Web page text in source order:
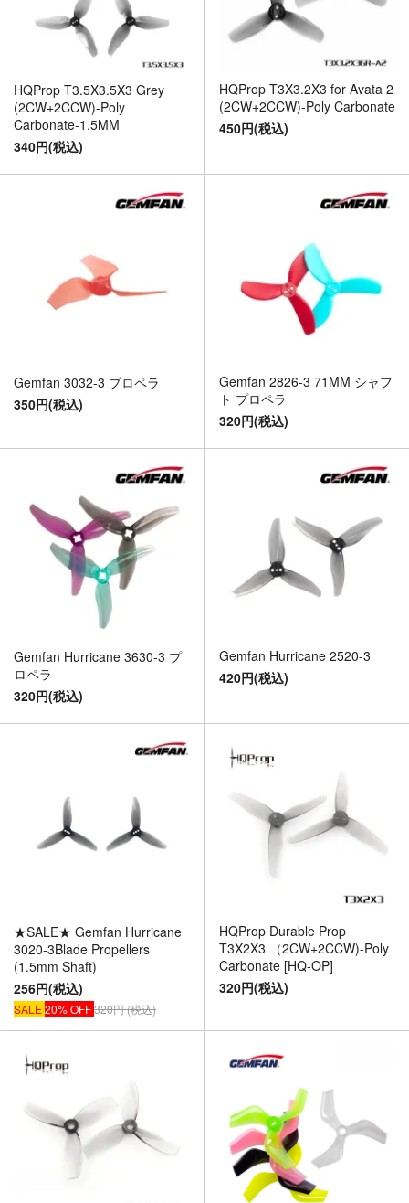
HQProp T3.5X3.5X3 Grey
(2CW+2CCW)-Poly
Carbonate-1.5MM
340円(税込)
HQProp T3X3.2X3 for Avata 2
(2CW+2CCW)-Poly Carbonate
450円(税込)
Gemfan 3032-3 プロペラ
350円(税込)
Gemfan 2826-3 71MM シャフ
ト プロペラ
320円(税込)
Gemfan Hurricane 3630-3 プ
ロペラ
320円(税込)
Gemfan Hurricane 2520-3
420円(税込)
★SALE★ Gemfan Hurricane
3020-3Blade Propellers
(1.5mm Shaft)
256円(税込)
SALE20% OFF320円 (税込)
HQProp Durable Prop
T3X2X3 （2CW+2CCW)-Poly
Carbonate [HQ-OP]
320円(税込)